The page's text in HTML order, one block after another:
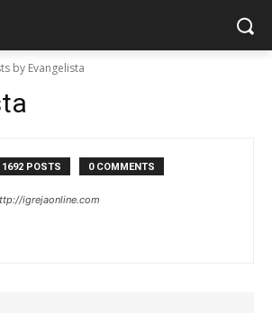
by Evangelista
1692 POSTS 0 COMMENTS
igrejaonline.com